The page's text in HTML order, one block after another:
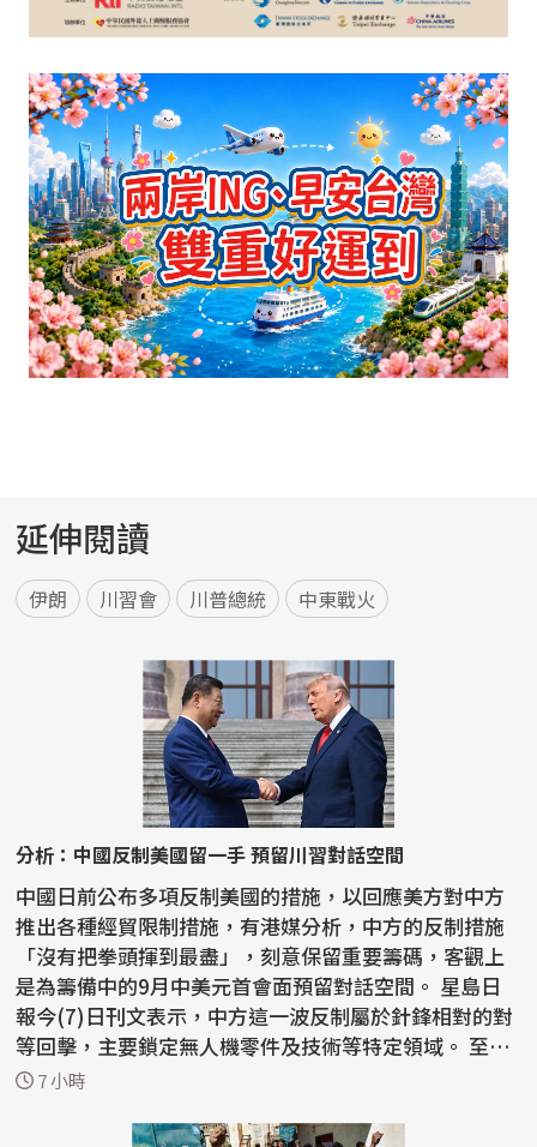
延伸閱讀
伊朗 川習會 川普總統 中東戰火
分析：中國反制美國留一手 預留川習對話空間
中國日前公布多項反制美國的措施，以回應美方對中方
推出各種經貿限制措施，有港媒分析，中方的反制措施
「沒有把拳頭揮到最盡」，刻意保留重要籌碼，客觀上
是為籌備中的9月中美元首會面預留對話空間。 星島日
報今(7)日刊文表示，中方這一波反制屬於針鋒相對的對
等回擊，主要鎖定無人機零件及技術等特定領域。 至於
稀土...
7 小時